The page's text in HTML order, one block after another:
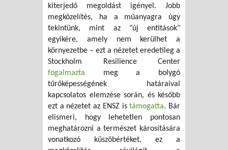
kiterjedő megoldást igényel. Jobb
megközelítés, ha a műanyagra úgy
tekintünk, mint az "új entitások"
egyikére, amely nem kerülhet a
környezetbe – ezt a nézetet eredetileg a
Stockholm Resilience Center
fogalmazta meg a bolygó
tűrőképességének határaival
kapcsolatos elemzése során, és később
ezt a nézetet az ENSZ istámogatta. Bár
elismeri, hogy lehetetlen pontosan
meghatározni a természet károsítására
vonatkozó küszöbértéket, ez a